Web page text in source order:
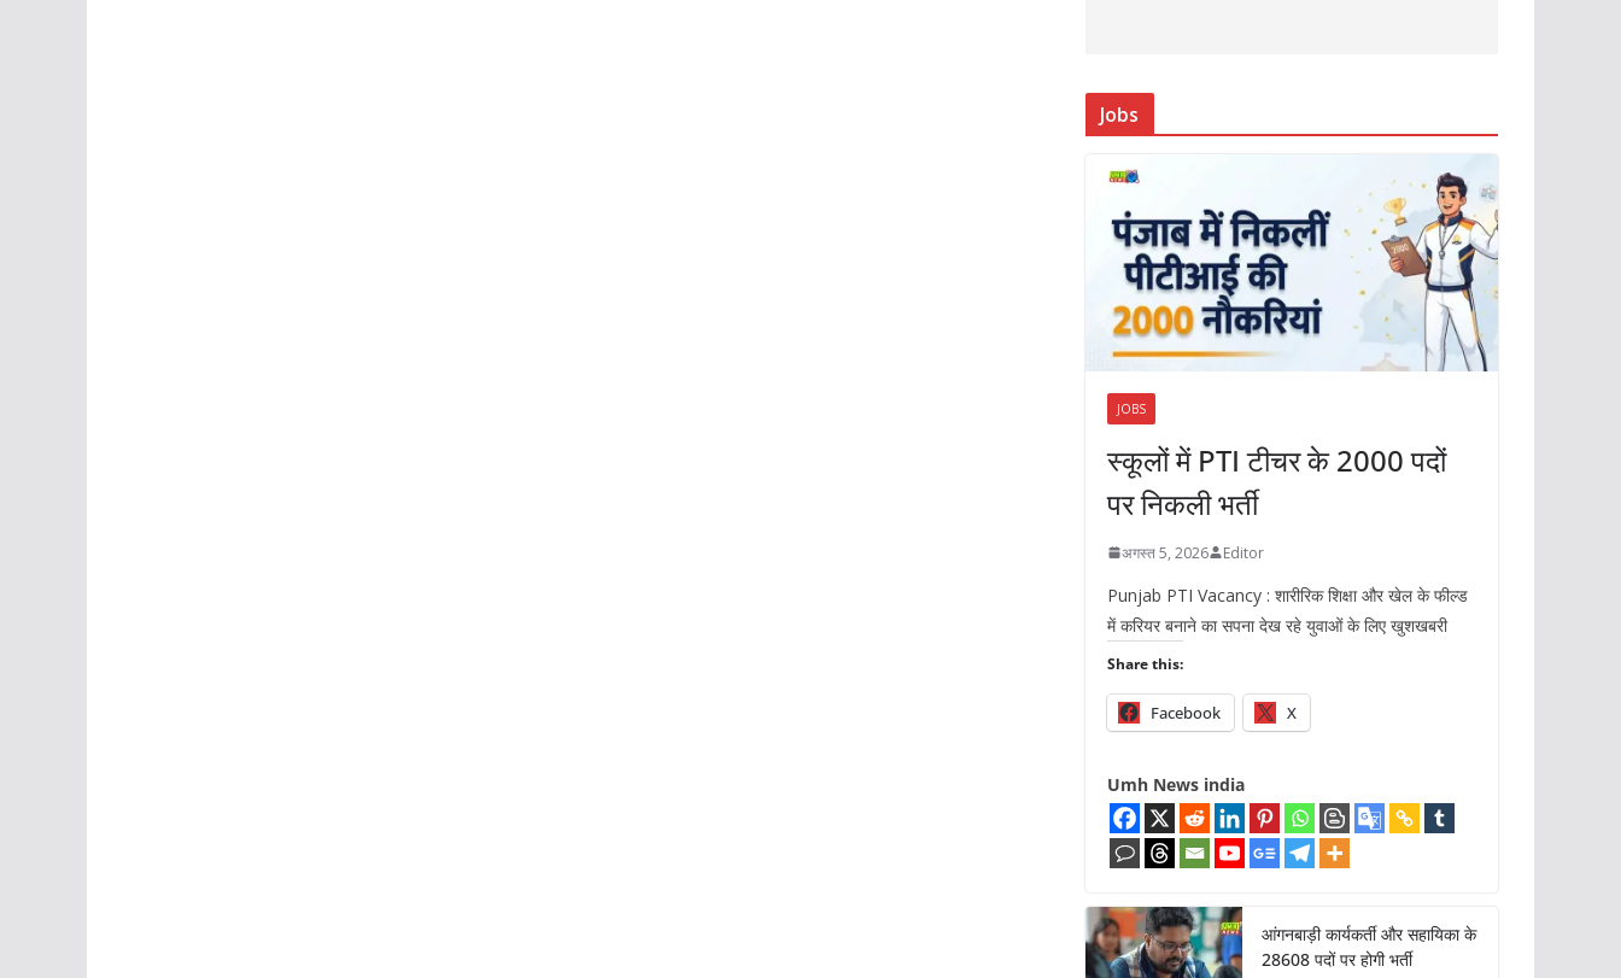
Jobs
JOBS
स्कूलों में PTI टीचर के 2000 पदों
पर निकली भर्ती
अगस्त 5, 2026 Editor
Punjab PTI Vacancy : शारीरिक शिक्षा और खेल के फील्ड
में करियर बनाने का सपना देख रहे युवाओं के लिए खुशखबरी
Share this:
Facebook X
Umh News india
आंगनबाड़ी कार्यकर्ती और सहायिका के
28608 पदों पर होगी भर्ती